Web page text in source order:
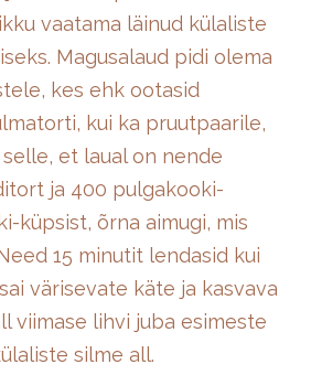
vaatama läinud külaliste
Magusalaud pidi olema
kes ehk ootasid
kui ka pruutpaarile,
et laual on nende
ja 400 pulgakooki-
küpsist, õrna aimugi, mis
15 minutit lendasid kui
värisevate käte ja kasvava
viimase lihvi juba esimeste
silme all.